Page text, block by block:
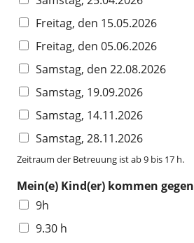
Freitag, den 15.05.2026
Freitag, den 05.06.2026
Samstag, den 22.08.2026
Samstag, 19.09.2026
Samstag, 14.11.2026
Samstag, 28.11.2026
Zeitraum der Betreuung ist ab 9 bis 17 h.
Mein(e) Kind(er) kommen gegen
9h
9.30 h